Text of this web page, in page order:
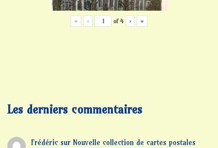
« ‹ of 4 › »
Les derniers commentaires
Frédéricsur Nouvelle collection de cartes postales